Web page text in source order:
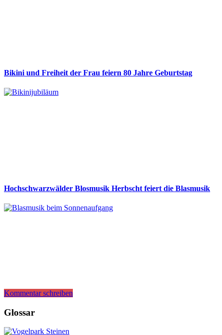
Bikini und Freiheit der Frau feiern 80 Jahre Geburtstag
Hochschwarzwälder Blosmusik Herbscht feiert die Blasmusik
Kommentar schreiben
Glossar